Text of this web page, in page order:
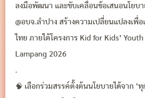
ลงมือพัฒนา และขับเคลื่อนข้อเสนอนโยบ
@อบจ.ลำปาง สร้างความเปลี่ยนแปลงเพื่
ไทย ภายใต้โครงการ Kid for Kids’
Lampang 2026
.
🧠 เลือกร่วมสรรค์ตั้งต้นนโยบายได้จาก ‘ทุ